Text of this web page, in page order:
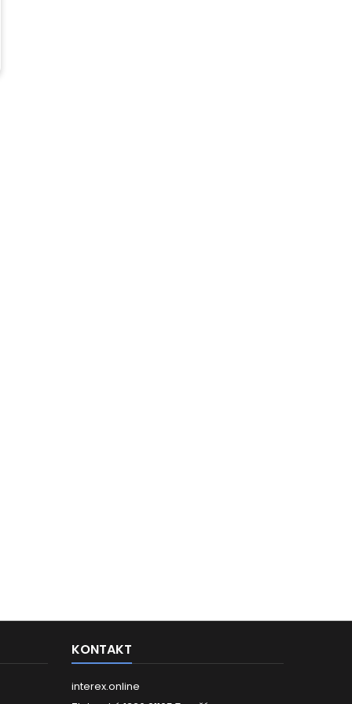
KONTAKT
interex.online